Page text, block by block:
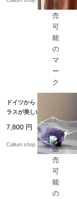
_260805 if1042
ドイツから パープルガ
ラスが美しいユニーク
な魚 オブジェ グラス
フィギュア フィッシュ
アンティーク ヴィンテ
ージ_260721 ig4975
7,800 円
Callum shop